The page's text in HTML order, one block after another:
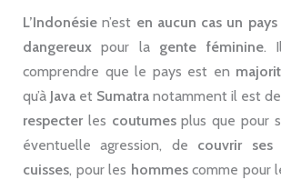
L’Indonésie n’est en aucun cas un pays
dangereux pour la gente féminine.
comprendre que le pays est en
qu’à Java et Sumatra notamment il est
respecter les coutumesplus que pour
éventuelle agression, de couvrir ses
cuisses, pour les hommescomme pour